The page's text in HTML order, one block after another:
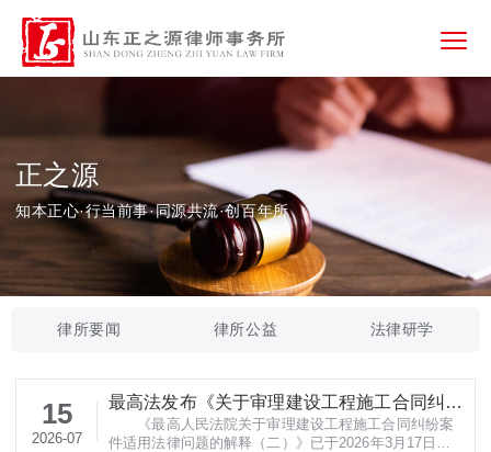
正之源
知本正心·行当前事·同源共流·创百年所
律所要闻 律所公益 法律研学
15
2026-07
最高法发布《关于审理建设工程施工合同纠纷
案件适用法律问题的解释（二）》
《最高人民法院关于审理建设工程施工合同纠纷案
件适用法律问题的解释（二）》已于2026年3月17日由